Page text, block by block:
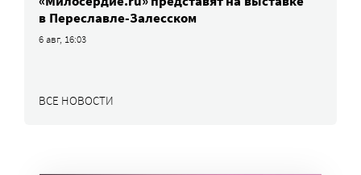
в Переславле-Залесском
6 авг, 16:03
ВСЕ НОВОСТИ